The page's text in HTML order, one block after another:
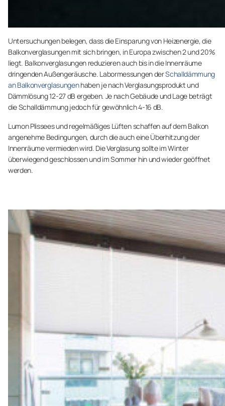
Untersuchungen belegen, dass die Einsparung von Heizenergie, die
Balkonverglasungen mit sich bringen, in Europa zwischen 2 und 20%
liegt. Balkonverglasungen reduzieren auch bis in die Innenräume
dringenden Außengeräusche. Labormessungen derSchalldämmung
an Balkonverglasungenhaben je nach Verglasungsprodukt und
Dämmlösung 12-27 dB ergeben. Je nach Gebäude und Lage beträgt
die Schalldämmung jedoch für gewöhnlich 4-16 dB.
Lumon Plissees und regelmäßiges Lüften schaffen auf dem Balkon
angenehme Bedingungen, durch die auch eine Überhitzung der
Innenräume vermieden wird. Die Verglasung sollte im Winter
überwiegend geschlossen und im Sommer hin und wieder geöffnet
werden.